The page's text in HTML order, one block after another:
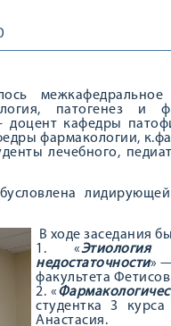
патогенез и
кафедры
фармакологии,
лечебного,
В ходе заседания
1. «
недостаточности»
факультета
2. «
студентка 3
Анастасия.